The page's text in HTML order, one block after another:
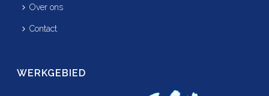
Over ons
Contact
WERKGEBIED